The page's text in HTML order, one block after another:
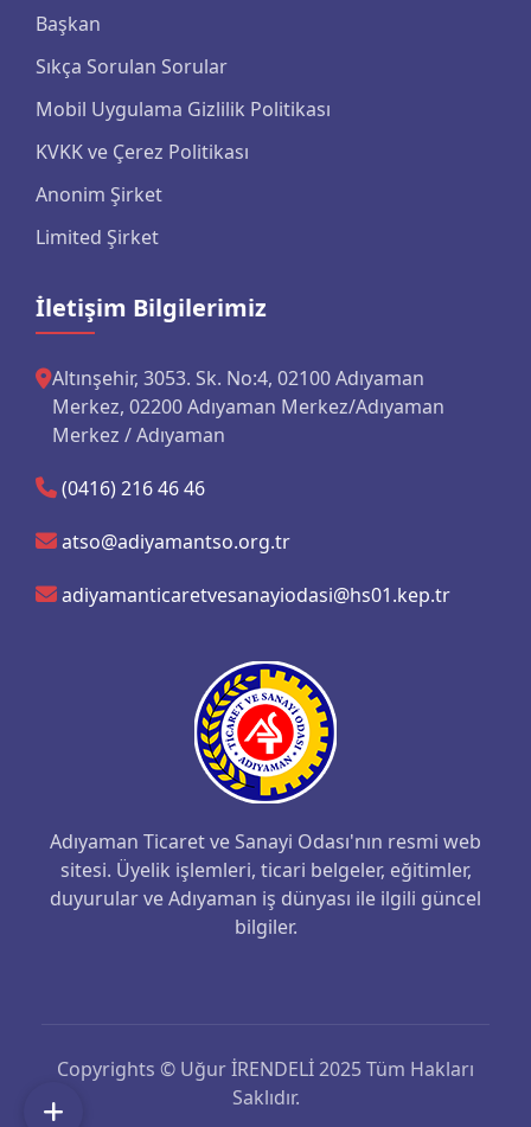
Başkan
Sıkça Sorulan Sorular
Mobil Uygulama Gizlilik Politikası
KVKK ve Çerez Politikası
Anonim Şirket
Limited Şirket
İletişim Bilgilerimiz
Altınşehir, 3053. Sk. No:4, 02100 Adıyaman
Merkez, 02200 Adıyaman Merkez/Adıyaman
Merkez / Adıyaman
(0416) 216 46 46
atso@adiyamantso.org.tr
adiyamanticaretvesanayiodasi@hs01.kep.tr
Adıyaman Ticaret ve Sanayi Odası'nın resmi web
sitesi. Üyelik işlemleri, ticari belgeler, eğitimler,
duyurular ve Adıyaman iş dünyası ile ilgili güncel
bilgiler.
Copyrights © Uğur İRENDELİ 2025 Tüm Hakları
Saklıdır.